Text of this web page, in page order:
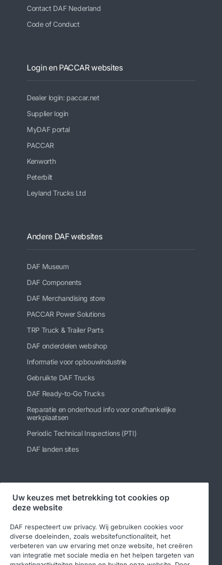
Contact DAF Nederland
Code of Conduct
Login en PACCAR websites
Dealer login: paccar.net
Supplier login
MyDAF portal
PACCAR
Kenworth
Peterbilt
Leyland Trucks Ltd
Andere DAF websites
DAF Museum
DAF Components
DAF Merchandising store
PACCAR Power Solutions
TRP Truck & Trailer Parts
DAF onderdelen webshop
Informatie voor opbouwindustrie
Gebruikte DAF Trucks
DAF Ready-to-Go Trucks
Reparatie en onderhoud info voor onafhankelijke
werkplaatsen
Periodic Technical Inspections (PTI)
DAF landen sites
Volg ons
Uw keuzes met betrekking tot cookies op
deze website
DAF respecteert uw privacy. Wij gebruiken cookies voor
diverse doeleinden, zoals websitefunctionaliteit, het
verbeteren van uw ervaring met onze website, het creëren
van integratie met sociale media en het helpen targeten van